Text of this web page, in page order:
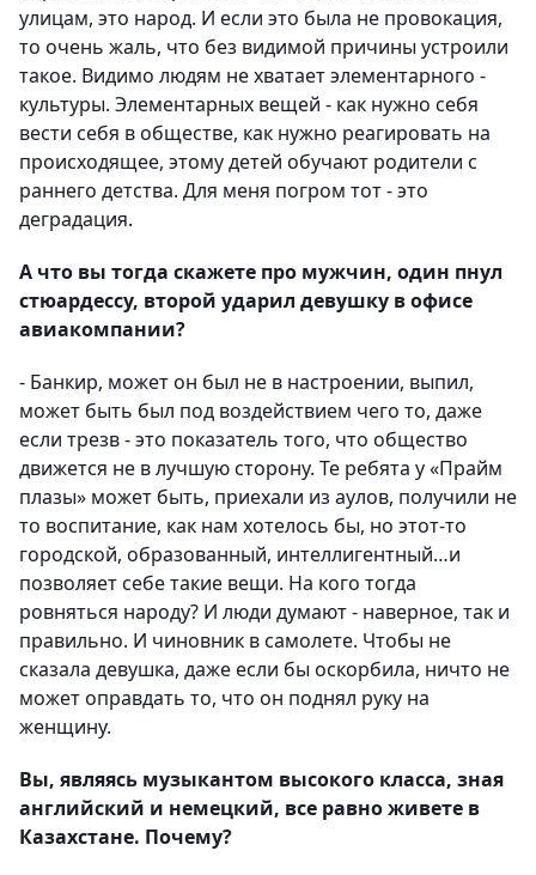
улицам, это народ. И если это была не провокация,
то очень жаль, что без видимой причины устроили
такое. Видимо людям не хватает элементарного -
культуры. Элементарных вещей - как нужно себя
вести себя в обществе, как нужно реагировать на
происходящее, этому детей обучают родители с
раннего детства. Для меня погром тот - это
деградация.
А что вы тогда скажете про мужчин, один пнул
стюардессу, второй ударил девушку в офисе
авиакомпании?
- Банкир, может он был не в настроении, выпил,
может быть был под воздействием чего то, даже
если трезв - это показатель того, что общество
движется не в лучшую сторону. Те ребята у «Прайм
плазы» может быть, приехали из аулов, получили не
то воспитание, как нам хотелось бы, но этот-то
городской, образованный, интеллигентный…и
позволяет себе такие вещи. На кого тогда
ровняться народу? И люди думают - наверное, так и
правильно. И чиновник в самолете. Чтобы не
сказала девушка, даже если бы оскорбила, ничто не
может оправдать то, что он поднял руку на
женщину.
Вы, являясь музыкантом высокого класса, зная
английский и немецкий, все равно живете в
Казахстане. Почему?